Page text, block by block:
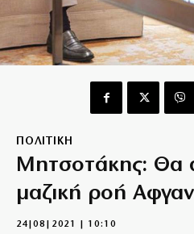
ΠΟΛΙΤΙΚΗ
Μητσοτάκης: Θα
μαζική ροή
24|08|2021 | 10:10